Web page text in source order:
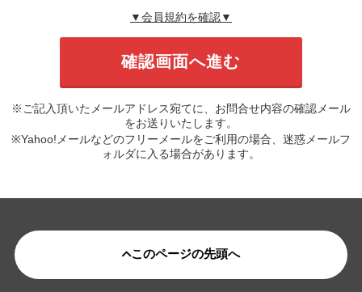
▼会員規約を確認▼
※ご記入頂いたメールアドレス宛てに、お問合せ内容の確認メール
をお送りいたします。
※Yahoo!メールなどのフリーメールをご利用の場合、迷惑メールフ
ォルダに入る場合があります。
このページの先頭へ